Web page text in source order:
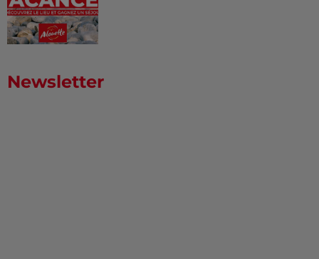
Newsletter